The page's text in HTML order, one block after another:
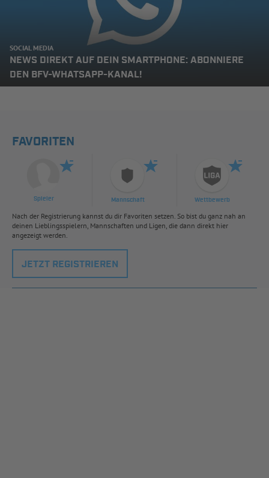
SOCIAL MEDIA
NEWS DIREKT AUF DEIN SMARTPHONE: ABONNIERE
DEN BFV-WHATSAPP-KANAL!
FAVORITEN
Spieler Mannschaft Wettbewerb
Nach der Registrierung kannst du dir Favoriten setzen. So bist du ganz nah an
deinen Lieblingsspielern, Mannschaften und Ligen, die dann direkt hier
angezeigt werden.
JETZT REGISTRIEREN